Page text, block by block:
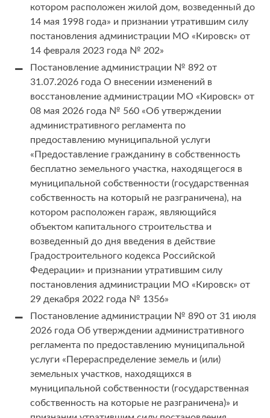
котором расположен жилой дом, возведенный до
14 мая 1998 года» и признании утратившим силу
постановления администрации МО «Кировск» от
14 февраля 2023 года № 202»
Постановление администрации № 892 от
31.07.2026 года О внесении изменений в
восстановление администрации МО «Кировск» от
08 мая 2026 года № 560 «Об утверждении
административного регламента по
предоставлению муниципальной услуги
«Предоставление гражданину в собственность
бесплатно земельного участка, находящегося в
муниципальной собственности (государственная
собственность на который не разграничена), на
котором расположен гараж, являющийся
объектом капитального строительства и
возведенный до дня введения в действие
Градостроительного кодекса Российской
Федерации» и признании утратившим силу
постановления администрации МО «Кировск» от
29 декабря 2022 года № 1356»
Постановление администрации № 890 от 31 июля
2026 года Об утверждении административного
регламента по предоставлению муниципальной
услуги «Перераспределение земель и (или)
земельных участков, находящихся в
муниципальной собственности (государственная
собственность на которые не разграничена)» и